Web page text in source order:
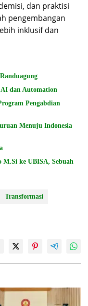
dan praktisi
pengembangan
inklusif dan
dan Automation
Pengabdian
Menuju Indonesia
M.Si ke UBISA, Sebuah
Transformasi